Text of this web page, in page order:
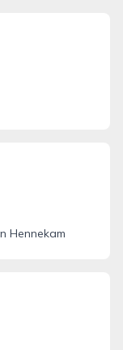
Hennekam